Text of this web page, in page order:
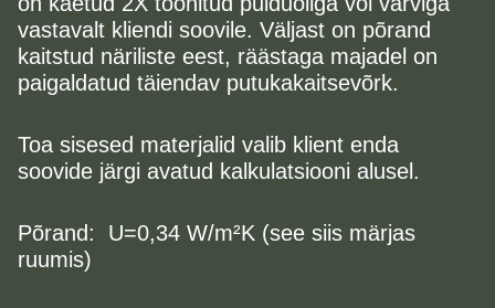
vastavalt kliendi soovile. Väljast on põrand
kaitstud näriliste eest, räästaga majadel on
paigaldatud täiendav putukakaitsevõrk.
Toa sisesed materjalid valib klient enda
soovide järgi avatud kalkulatsiooni alusel.
Põrand: U=0,34 W/m²K (see siis märjas
ruumis)